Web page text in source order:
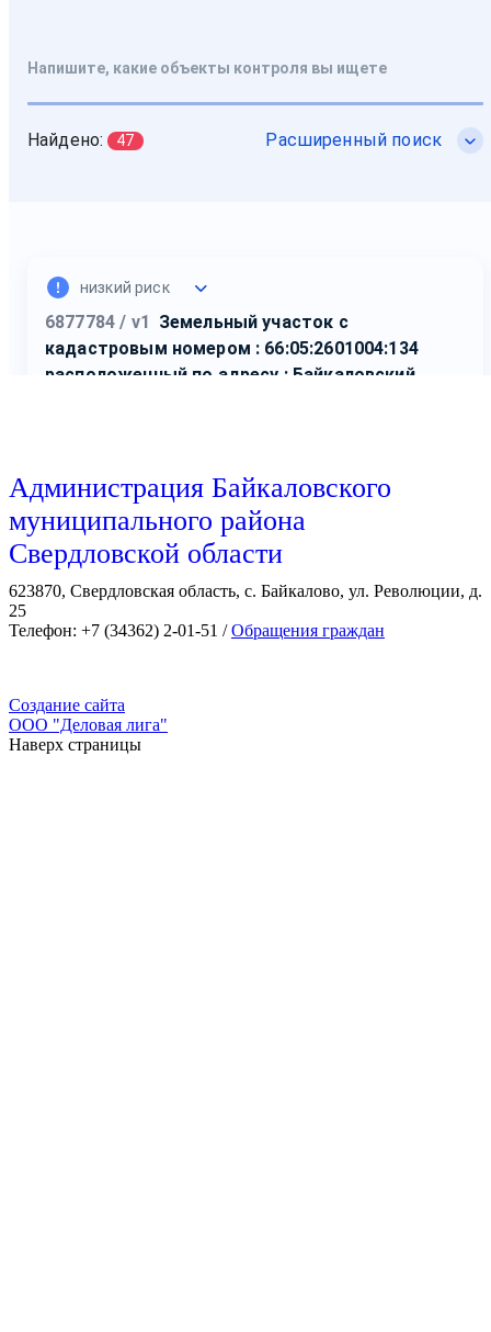
Администрация Байкаловского
муниципального района
Свердловской области
623870, Свердловская область, с. Байкалово, ул. Революции, д.
25
Телефон: +7 (34362) 2-01-51 /Обращения граждан
Создание сайта
ООО "Деловая лига"
Наверх страницы